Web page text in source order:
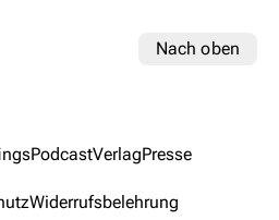
Nach oben
PodcastVerlagPresse
Widerrufsbelehrung